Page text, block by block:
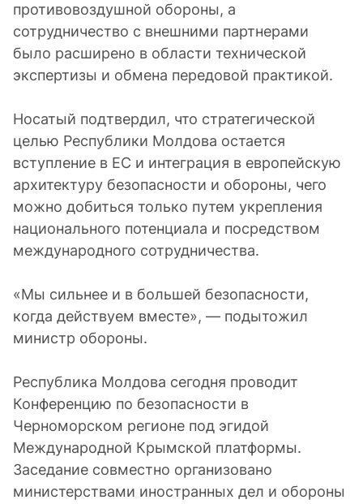
противовоздушной обороны, а
сотрудничество с внешними партнерами
было расширено в области технической
экспертизы и обмена передовой практикой.
Носатый подтвердил, что стратегической
целью Республики Молдова остается
вступление в ЕС и интеграция в европейскую
архитектуру безопасности и обороны, чего
можно добиться только путем укрепления
национального потенциала и посредством
международного сотрудничества.
«Мы сильнее и в большей безопасности,
когда действуем вместе», — подытожил
министр обороны.
Республика Молдова сегодня проводит
Конференцию по безопасности в
Черноморском регионе под эгидой
Международной Крымской платформы.
Заседание совместно организовано
министерствами иностранных дел и обороны